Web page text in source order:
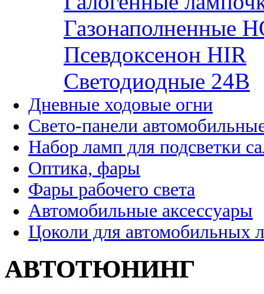
Газонаполненные
Псевдоксенон HIR
Cветодиодные 24B
Дневные ходовые огни
Свето-панели
Набор ламп для подсветки
Оптика, фары
Фары рабочего света
Автомобильные аксессуары
Цоколи для автомобильных
АВТОТЮНИНГ